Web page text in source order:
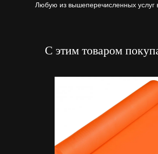
Любую из вышеперечисленных услуг
С этим товаром